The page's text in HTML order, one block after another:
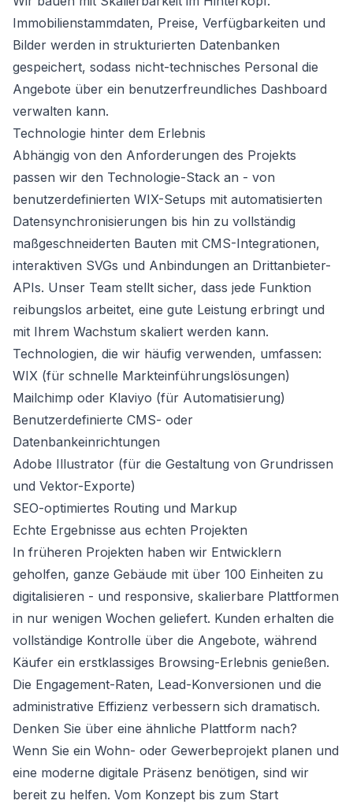
Immobilienstammdaten, Preise, Verfügbarkeiten und
Bilder werden in strukturierten Datenbanken
gespeichert, sodass nicht-technisches Personal die
Angebote über ein benutzerfreundliches Dashboard
verwalten kann.
Technologie hinter dem Erlebnis
Abhängig von den Anforderungen des Projekts
passen wir den Technologie-Stack an - von
benutzerdefinierten WIX-Setups mit automatisierten
Datensynchronisierungen bis hin zu vollständig
maßgeschneiderten Bauten mit CMS-Integrationen,
interaktiven SVGs und Anbindungen an Drittanbieter-
APIs. Unser Team stellt sicher, dass jede Funktion
reibungslos arbeitet, eine gute Leistung erbringt und
mit Ihrem Wachstum skaliert werden kann.
Technologien, die wir häufig verwenden, umfassen:
WIX (für schnelle Markteinführungslösungen)
Mailchimp oder Klaviyo (für Automatisierung)
Benutzerdefinierte CMS- oder
Datenbankeinrichtungen
Adobe Illustrator (für die Gestaltung von Grundrissen
und Vektor-Exporte)
SEO-optimiertes Routing und Markup
Echte Ergebnisse aus echten Projekten
In früheren Projekten haben wir Entwicklern
geholfen, ganze Gebäude mit über 100 Einheiten zu
digitalisieren - und responsive, skalierbare Plattformen
in nur wenigen Wochen geliefert. Kunden erhalten die
vollständige Kontrolle über die Angebote, während
Käufer ein erstklassiges Browsing-Erlebnis genießen.
Die Engagement-Raten, Lead-Konversionen und die
administrative Effizienz verbessern sich dramatisch.
Denken Sie über eine ähnliche Plattform nach?
Wenn Sie ein Wohn- oder Gewerbeprojekt planen und
eine moderne digitale Präsenz benötigen, sind wir
bereit zu helfen. Vom Konzept bis zum Start